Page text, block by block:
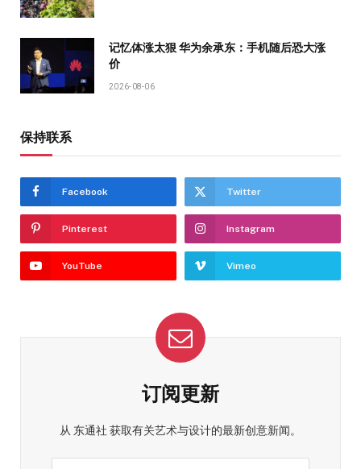
记忆体涨太狠 华为余承东：手机随后恐大涨
价
2026-08-06
保持联系
Facebook Twitter
Pinterest Instagram
YouTube Vimeo
订阅更新
从 东通社 获取有关艺术与设计的最新创意新闻。